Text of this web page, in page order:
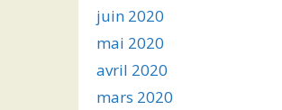
juin 2020
mai 2020
avril 2020
mars 2020